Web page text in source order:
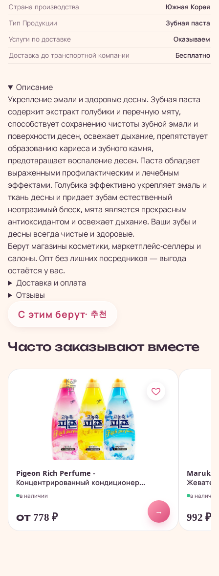
Страна производства
Южная Корея
Тип Продукции
Зубная паста
Услуги по доставке
Оказываем
Доставка до транспортной компании
Бесплатно
Описание
Укрепление эмали и здоровые десны. Зубная паста
содержит экстракт голубики и перечную мяту,
способствует сохранению чистоты зубной эмали и
поверхности десен, освежает дыхание, препятствует
образованию кариеса и зубного камня,
предотвращает воспаление десен. Паста обладает
выраженными профилактическим и лечебным
эффектами. Голубика эффективно укрепляет эмаль и
ткань десны и придает зубам естественный
неотразимый блеск, мята является прекрасным
антиоксидантом и освежает дыхание. Ваши зубы и
десны всегда чистые и здоровые.
Берут магазины косметики, маркетплейс-селлеры и
салоны. Опт без лишних посредников — выгода
остаётся у вас.
Доставка и оплата
Отзывы
С этим берут· 추천
Часто заказывают вместе
Pigeon Rich Perfume -
Концентрированный кондиционер...
в наличии
от 778 ₽
→
в наличии
992₽